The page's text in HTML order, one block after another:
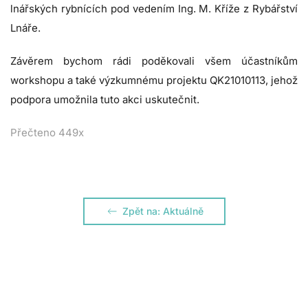
lnářských rybnících pod vedením Ing. M. Kříže z Rybářství
Lnáře.
Závěrem bychom rádi poděkovali všem účastníkům
workshopu a také výzkumnému projektu QK21010113, jehož
podpora umožnila tuto akci uskutečnit.
Přečteno 449x
Zpět na: Aktuálně